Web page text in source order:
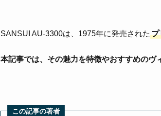
SANSUI AU-3300は、1975年に発売された プ
本記事では、その魅力を特徴やおすすめのヴ
この記事の著者